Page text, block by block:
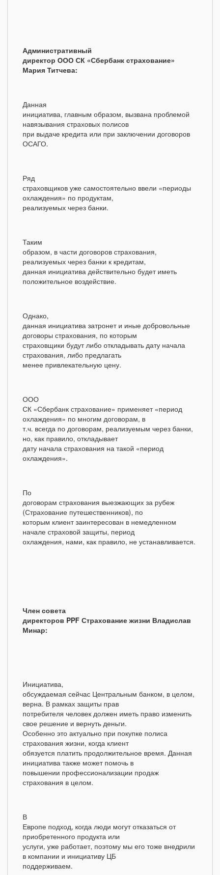
Административный
директор ООО СК «Сбербанк страхование»
Мария Титчева:
Данная
инициатива, главным образом, вызвана проблемой
навязывания страховых полисов
при выдаче кредита или при заключении договоров
ОСАГО.
Ряд
страховщиков уже самостоятельно ввели «периоды
охлаждения» по продуктам,
реализуемых через банки.
Таким
образом, в части договоров страхования,
реализуемых через банки к кредитам,
данная инициатива действительно будет иметь
положительное воздействие.
Однако,
данная инициатива затронет и иные добровольные
договоры страхования, по которым
страховщики будут либо откладывать дату начала
страхования, либо предлагать
менее привлекательную цену.
ООО
СК «Сбербанк страхование» применяет «период
охлаждения» по многим договорам, в
т.ч. всегда по договорам, реализуемым через банки,
но, как правило, откладывает
дату начала страхования на такой «период
охлаждения».
По
договорам страхования выезжающих за рубеж
(Страхование путешественников), по
которым клиент заинтересован в немедленном
начале страховой защиты, период
охлаждения, нами, как правило, не устанавливается.
Член совета
директоров PPF Страхование жизни Владислав
Минар:
Инициатива,
обсуждаемая сейчас Центральным банком, в целом,
верна. В рамках защиты прав
потребителя человек должен иметь право изменить
свое решение и вернуть деньги.
Особенно это актуально при покупке полиса
страхования жизни, когда клиент
обязуется платить продолжительное время. Данная
инициатива также может помочь в
повышении профессионализации продаж
страхования в целом.
В
Европе подход, когда люди могут отказаться от
приобретенного продукта или
услуги, уже работает, поэтому мы его тоже внедрили
в компании и инициативу ЦБ
поддерживаем.